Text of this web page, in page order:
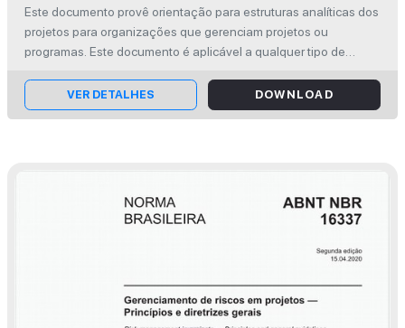
e programa
Este documento provê orientação para estruturas analíticas dos
projetos para organizações que gerenciam projetos ou
programas. Este documento é aplicável a qualquer tipo de
tamanho ou setor, bem ...
VER DETALHES DOWNLOAD